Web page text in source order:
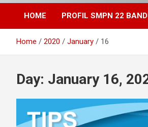
HOME PROFIL SMPN 22
Home 2020 January 16
Day: January 16,